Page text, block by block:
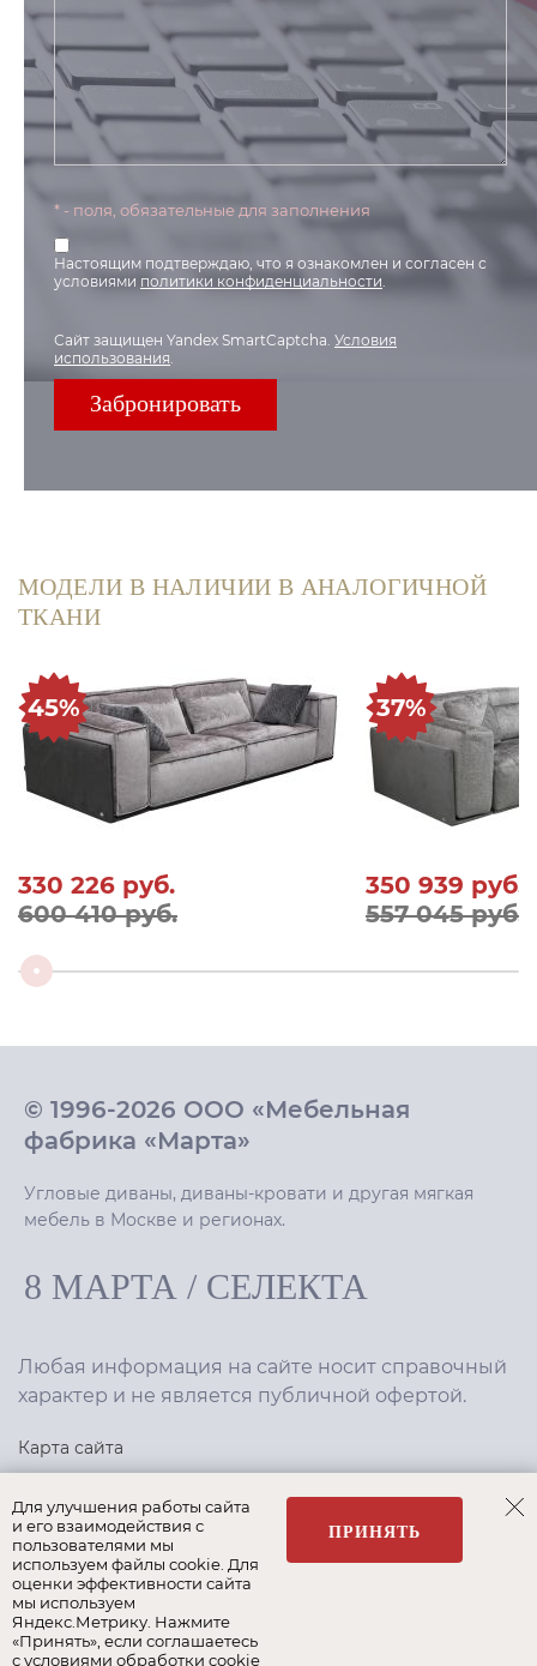
* - поля, обязательные для заполнения
Настоящим подтверждаю, что я ознакомлен и согласен с
условиями политики конфиденциальности.
Сайт защищен Yandex SmartCaptcha. Условия
использования.
МОДЕЛИ В НАЛИЧИИ В АНАЛОГИЧНОЙ
ТКАНИ
330 226 руб.
600 410 руб.
45%
350 939 руб.
557 045 руб.
37%
© 1996-2026 ООО «Мебельная
фабрика «Марта»
Угловые диваны, диваны-кровати и другая мягкая
мебель в Москве и регионах.
8 МАРТА / СЕЛЕКТА
Любая информация на сайте носит справочный
характер и не является публичной офертой.
Карта сайта
Политика конфиденциальности
Создание сайта,интернет-маркетинг
Для улучшения работы сайта
и его взаимодействия с
пользователями мы
используем файлы cookie. Для
оценки эффективности сайта
мы используем
Яндекс.Метрику. Нажмите
«Принять», если соглашаетесь
с условиями обработки cookie
ПРИНЯТЬ